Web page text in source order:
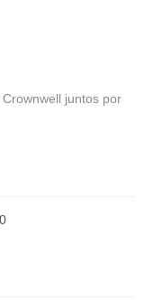
juntos por